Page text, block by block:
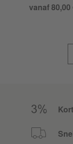
vanaf 80,00